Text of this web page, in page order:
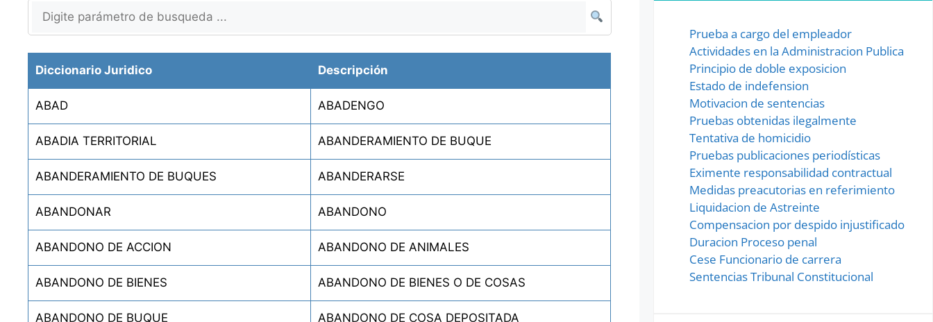
Diccionario Juridico Descripción
ABAD ABADENGO
ABADIA TERRITORIAL ABANDERAMIENTO DE BUQUE
ABANDERAMIENTO DE BUQUES ABANDERARSE
ABANDONAR ABANDONO
ABANDONO DE ACCION ABANDONO DE ANIMALES
ABANDONO DE BIENES ABANDONO DE BIENES O DE COSAS
ABANDONO DE BUQUE ABANDONO DE COSA DEPOSITADA
Prueba a cargo del empleador
Actividades en la Administracion Publica
Principio de doble exposicion
Estado de indefension
Motivacion de sentencias
Pruebas obtenidas ilegalmente
Tentativa de homicidio
Pruebas publicaciones periodísticas
Eximente responsabilidad contractual
Medidas preacutorias en referimiento
Liquidacion de Astreinte
Compensacion por despido injustificado
Duracion Proceso penal
Cese Funcionario de carrera
Sentencias Tribunal Constitucional